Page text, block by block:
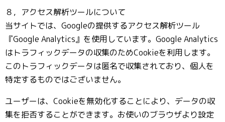
８，アクセス解析ツールについて
当サイトでは、Googleの提供するアクセス解析ツール
『Google Analytics』を使用しています。Google Analytics
はトラフィックデータの収集のためCookieを利用します。
このトラフィックデータは匿名で収集されており、個人を
特定するものではございません。
ユーザーは、Cookieを無効化することにより、データの収
集を拒否することができます。お使いのブラウザより設定